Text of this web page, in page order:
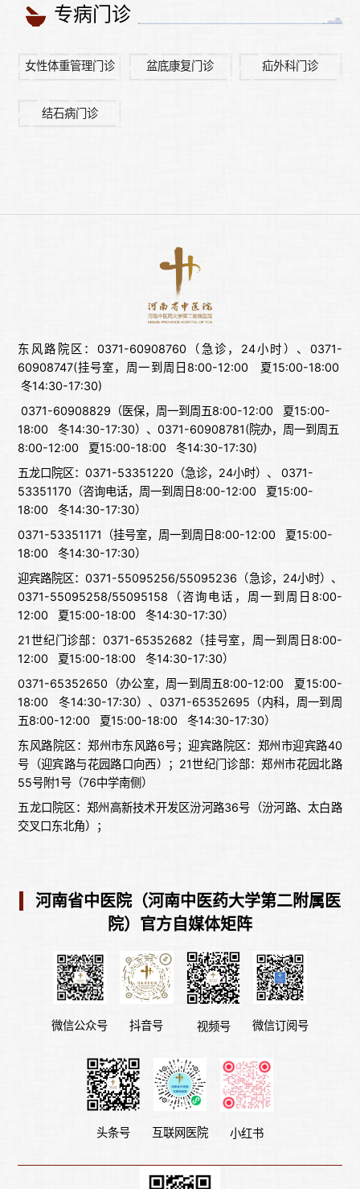
专病门诊
女性体重管理门诊 盆底康复门诊 疝外科门诊
结石病门诊
东风路院区：0371-60908760（急诊，24小时）、0371-
60908747(挂号室，周一到周日8:00-12:00 夏15:00-18:00
冬14:30-17:30)
0371-60908829（医保，周一到周五8:00-12:00 夏15:00-
18:00 冬14:30-17:30）、0371-60908781(院办，周一到周五
8:00-12:00 夏15:00-18:00 冬14:30-17:30)
五龙口院区：0371-53351220（急诊，24小时）、 0371-
53351170（咨询电话，周一到周日8:00-12:00 夏15:00-
18:00 冬14:30-17:30）
0371-53351171（挂号室，周一到周日8:00-12:00 夏15:00-
18:00 冬14:30-17:30）
迎宾路院区：0371-55095256/55095236（急诊，24小时）、
0371-55095258/55095158（咨询电话，周一到周日8:00-
12:00 夏15:00-18:00 冬14:30-17:30）
21世纪门诊部：0371-65352682（挂号室，周一到周日8:00-
12:00 夏15:00-18:00 冬14:30-17:30）
0371-65352650（办公室，周一到周五8:00-12:00 夏15:00-
18:00 冬14:30-17:30）、0371-65352695（内科，周一到周
五8:00-12:00 夏15:00-18:00 冬14:30-17:30）
东风路院区：郑州市东风路6号；迎宾路院区：郑州市迎宾路40
号（迎宾路与花园路口向西）；21世纪门诊部：郑州市花园北路
55号附1号（76中学南侧）
五龙口院区：郑州高新技术开发区汾河路36号（汾河路、太白路
交叉口东北角）；
河南省中医院（河南中医药大学第二附属医
院）官方自媒体矩阵
微信公众号 抖音号 视频号 微信订阅号
头条号 互联网医院 小红书